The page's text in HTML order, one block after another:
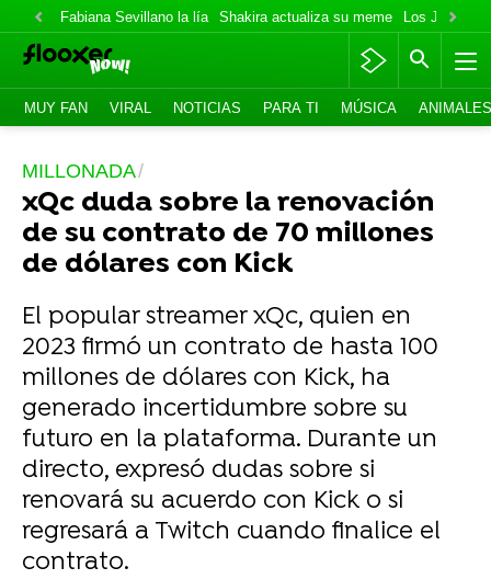
Fabiana Sevillano la lía Shakira actualiza su meme Los Jonas
MUY FAN VIRAL NOTICIAS PARA TI MÚSICA ANIMALES
MILLONADA
xQc duda sobre la renovación
de su contrato de 70 millones
de dólares con Kick
El popular streamer xQc, quien en
2023 firmó un contrato de hasta 100
millones de dólares con Kick, ha
generado incertidumbre sobre su
futuro en la plataforma. Durante un
directo, expresó dudas sobre si
renovará su acuerdo con Kick o si
regresará a Twitch cuando finalice el
contrato.